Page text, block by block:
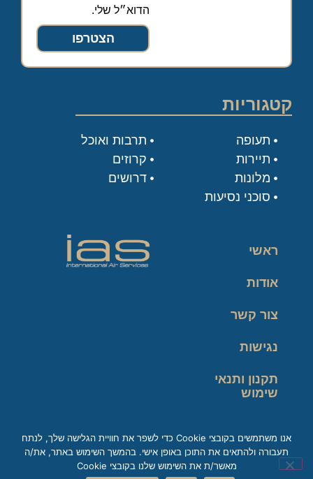
הדוא״ל שלי.
הצטרפו
קטגוריות
תעופה
תיירות
מלונות
סוכני נסיעות
תרבות ואוכל
קרוזים
דרושים
ראשי
אודות
צור קשר
נגישות
תקנון ותנאי
שימוש
זכות עיון במידע
אנו משתמשים בקובצי Cookie כדי לשפר את חוויית הגלישה שלך, לנתח
תעבורה ולהתאים את התוכן באופן אישי. בהמשך השימוש באתר, את/ה
מאשר/ת את השימוש שלנו בקובצי Cookie